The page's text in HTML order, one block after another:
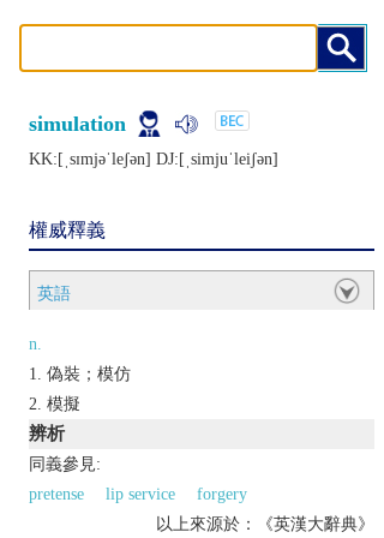
simulation
KK:[ˌsɪmjǝˈlеʃǝn] DJ:[ˌsimjuˈlеiʃǝn]
權威釋義
英語
n.
偽裝；模仿
模擬
辨析
同義參見:
pretense
lip service
forgery
以上來源於：《英漢大辭典》